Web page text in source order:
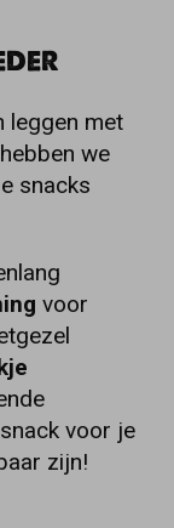
leggen met
we
snacks
voor
voor je
zijn!